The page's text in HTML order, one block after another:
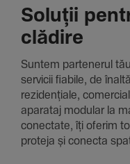
Soluții
clădire
Suntem parte­nerul
servicii fiabile, de
rezi­den­țiale,
aparataj modular la
conec­tate, îți oferim
proteja și conecta